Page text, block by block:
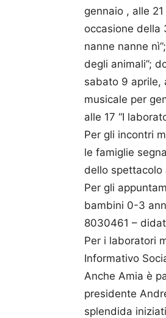
gennaio , alle
occasione della
nanne nanne
degli animali”;
sabato 9 aprile,
musicale per
alle 17 “I
Per gli incontri
le famiglie
dello spettacolo
Per gli
bambini 0-3
8030461 –
Per i laboratori
Informativo
Anche Amia è
presidente
splendida